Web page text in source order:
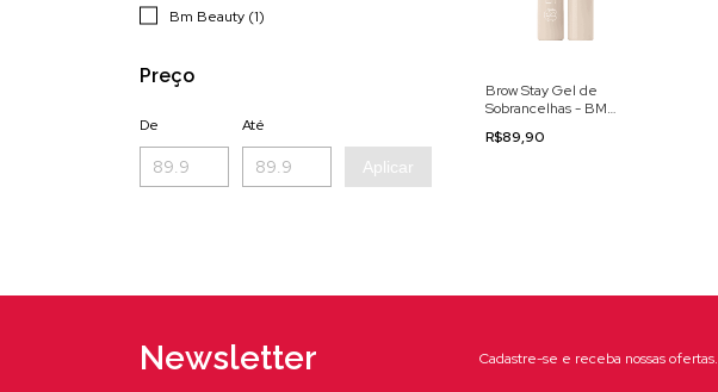
Bm Beauty (1)
Preço
De Até
Aplicar
Brow Stay Gel de
Sobrancelhas - BM
R$89,90
Newsletter Cadastre-se e receba nossas ofertas.